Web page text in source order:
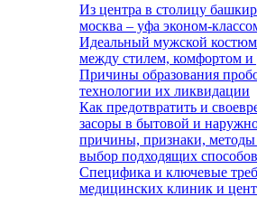
Из центра в столицу
москва – уфа эконом-
Идеальный мужской
между стилем, комфортом и
Причины образования
технологии их ликвидации
Как предотвратить и
засоры в бытовой и
причины, признаки,
выбор подходящих
Специфика и ключевые
медицинских клиник и